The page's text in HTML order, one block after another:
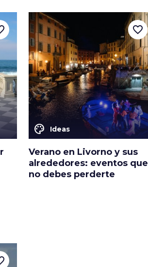
color_lens Ideas
Verano en Livorno y sus
alrededores: eventos que
no debes perderte
favorite_border